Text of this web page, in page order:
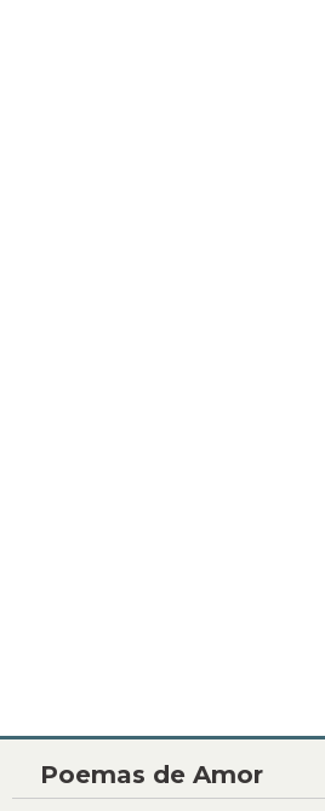
Poemas de Amor